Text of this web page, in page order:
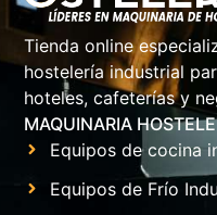
Tienda online
hostelería industrial
hoteles, cafeterías y
MAQUINARIA
Equipos de cocina
Equipos de Frío